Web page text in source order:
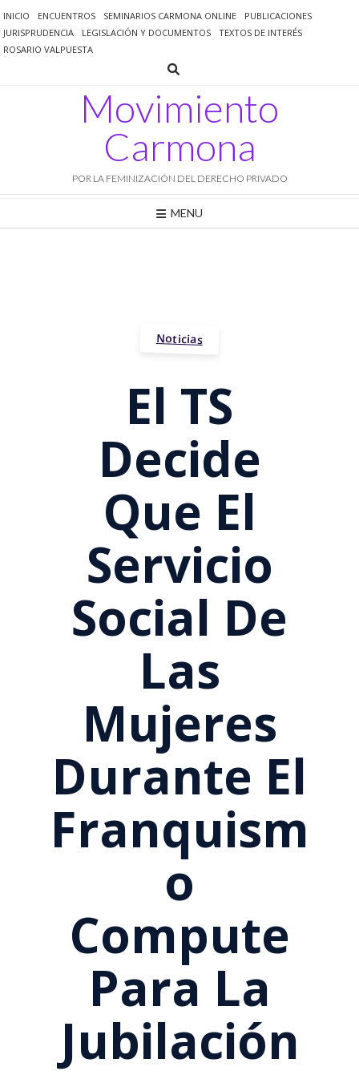
al
contenido
INICIO ENCUENTROS SEMINARIOS CARMONA ONLINE
PUBLICACIONES
JURISPRUDENCIA
LEGISLACIÓN Y DOCUMENTOS
TEXTOS DE INTERÉS
ROSARIO VALPUESTA
Movimiento
Carmona
POR LA FEMINIZACIÓN DEL DERECHO PRIVADO
MENU
Noticias
El TS
Decide
Que El
Servicio
Social De
Las
Mujeres
Durante El
Franquism
O
Compute
Para La
Jubilación